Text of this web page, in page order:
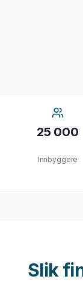
25 000
Innbyggere
Slik